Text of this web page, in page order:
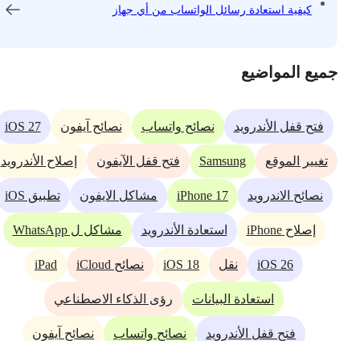
كيفية استعادة رسائل الواتساب من أي جهاز
جميع المواضيع
فتح قفل الأندرويد نصائح واتساب نصائح آيفون iOS 27
تغيير الموقع Samsung فتح قفل الآيفون إصلاح الأندرويد
نصائح الاندرويد iPhone 17 مشاكل الايفون تطبيق iOS
إصلاح iPhone استعادة الأندرويد مشاكل ل WhatsApp
iOS 26 نقل iOS 18 نصائح iCloud iPad
استعادة البيانات رؤى الذكاء الاصطناعي
فتح قفل الأندرويد نصائح واتساب نصائح آيفون